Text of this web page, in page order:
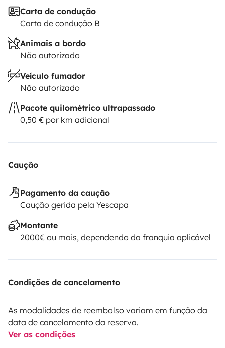
Carta de condução
Carta de condução B
Animais a bordo
Não autorizado
Veículo fumador
Não autorizado
Pacote quilométrico ultrapassado
0,50 € por km adicional
Caução
Pagamento da caução
Caução gerida pela Yescapa
Montante
2000€ ou mais, dependendo da franquia aplicável
Condições de cancelamento
As modalidades de reembolso variam em função da
data de cancelamento da reserva.
Ver as condições